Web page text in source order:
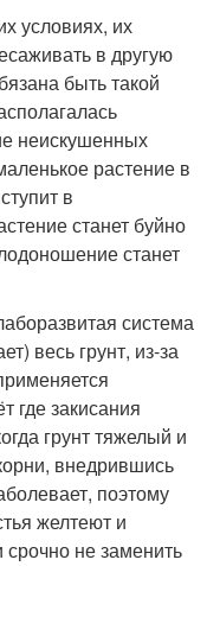
условиях, их
в другую
быть такой
неискушенных
растение в
в
станет буйно
станет
система
весь грунт, из-за
где закисания
грунт тяжелый и
внедрившись
поэтому
желтеют и
не заменить